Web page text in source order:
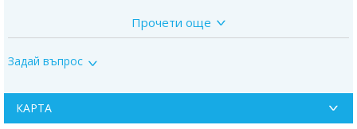
ДОПЪЛНИТЕЛНА ИНФОРМАЦИЯ:
Изследване на витамини B1 , B2 и B6 чрез кръвен тест;
Прочети още
Задай въпрос
КАРТА